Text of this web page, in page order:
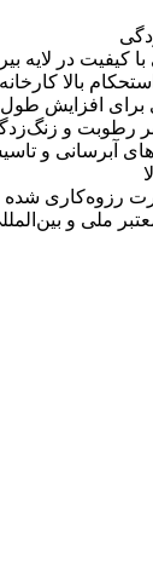
کیفیت در لایه
بالا
افزایش طول
رطوبت و
آبرسانی و
رزوه‌کاری شده
ملی و